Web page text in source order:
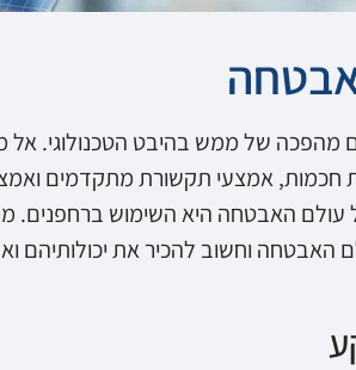
של ממש בהיבט הטכנולוגי. אל
חכמות, אמצעי תקשורת מתקדמים
עולם האבטחה היא השימוש ברחפנים.
האבטחה וחשוב להכיר את יכולותיהם